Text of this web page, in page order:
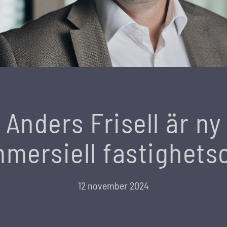
Anders Frisell är ny
12 november 2024